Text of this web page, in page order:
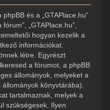
és a „GTAPlace.hu”
„GTAPlace.hu”,
hogyan kezelik a
információkat.
létre. Egyrészt
a fórumot, a phpBB
állományok, melyeket a
könyvtárába).
tartalmaznak, melyek a
szükségesek. Ilyen